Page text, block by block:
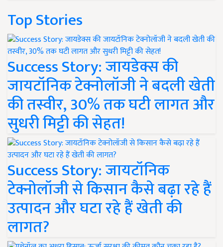
Top Stories
Success Story: जायडेक्स की
जायटॉनिक टेक्नोलॉजी ने बदली खेती
की तस्वीर, 30% तक घटी लागत और
सुधरी मिट्टी की सेहत!
Success Story: जायटॉनिक
टेक्नोलॉजी से किसान कैसे बढ़ा रहे हैं
उत्पादन और घटा रहे हैं खेती की
लागत?